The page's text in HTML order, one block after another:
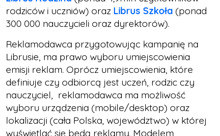
rodziców i uczniów) oraz Librus Szkoła (ponad
300 000 nauczycieli oraz dyrektorów).
Reklamodawca przygotowując kampanię na
Librusie, ma prawo wyboru umiejscowienia
emisji reklam. Oprócz umiejscowienia, które
definiuje czy odbiorcą jest uczeń, rodzic czy
nauczyciel, reklamodawca ma możliwość
wyboru urządzenia (mobile/desktop) oraz
lokalizacji (cała Polska, województwo) w której
wyświetlać się będą reklamy. Modelem